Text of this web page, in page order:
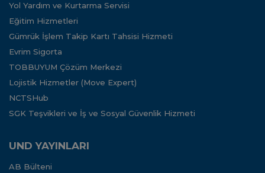
Yol Yardım ve Kurtarma Servisi
Eğitim Hizmetleri
Gümrük İşlem Takip Kartı Tahsisi Hizmeti
Evrim Sigorta
TOBBUYUM Çözüm Merkezi
Lojistik Hizmetler (Move Expert)
NCTSHub
SGK Teşvikleri ve İş ve Sosyal Güvenlik Hizmeti
UND YAYINLARI
AB Bülteni